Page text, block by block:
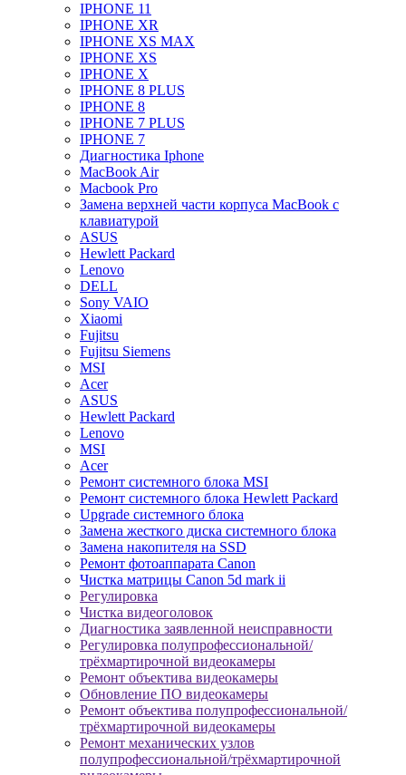
IPHONE 11
IPHONE XR
IPHONE XS MAX
IPHONE XS
IPHONE X
IPHONE 8 PLUS
IPHONE 8
IPHONE 7 PLUS
IPHONE 7
Диагностика Iphone
MacBook Air
Macbook Pro
Замена верхней части корпуса MacBook с
клавиатурой
ASUS
Hewlett Packard
Lenovo
DELL
Sony VAIO
Xiaomi
Fujitsu
Fujitsu Siemens
MSI
Acer
ASUS
Hewlett Packard
Lenovo
MSI
Acer
Ремонт системного блока MSI
Ремонт системного блока Hewlett Packard
Upgrade системного блока
Замена жесткого диска системного блока
Замена накопителя на SSD
Ремонт фотоаппарата Canon
Чистка матрицы Canon 5d mark ii
Регулировка
Чистка видеоголовок
Диагностика заявленной неисправности
Регулировка полупрофессиональной/
трёхмартирочной видеокамеры
Ремонт объектива видеокамеры
Обновление ПО видеокамеры
Ремонт объектива полупрофессиональной/
трёхмартирочной видеокамеры
Ремонт механических узлов
полупрофессиональной/трёхмартирочной